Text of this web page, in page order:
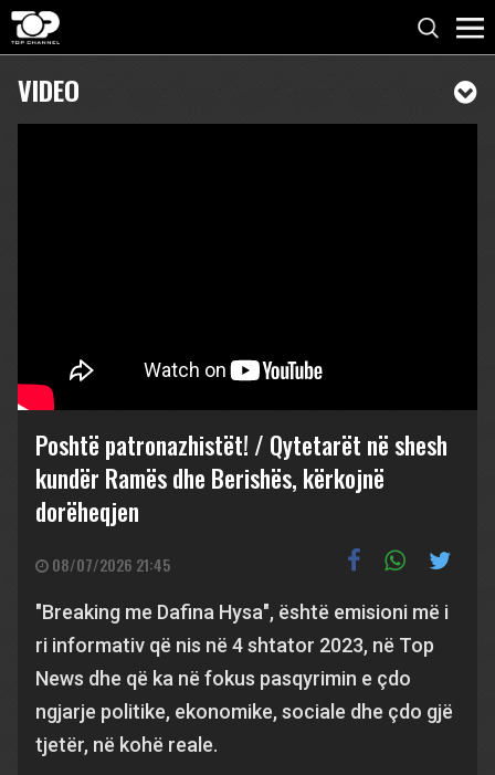
VIDEO
Poshtë patronazhistët! / Qytetarët në shesh
kundër Ramës dhe Berishës, kërkojnë
dorëheqjen
08/07/2026 21:45
"Breaking me Dafina Hysa", është emisioni më i
ri informativ që nis në 4 shtator 2023, në Top
News dhe që ka në fokus pasqyrimin e çdo
ngjarje politike, ekonomike, sociale dhe çdo gjë
tjetër, në kohë reale.